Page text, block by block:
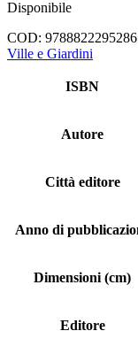
Disponibile
COD: 9788822295286
Ville e Giardini
ISBN
Autore
Città editore
Anno di
Dimensioni (cm)
Editore